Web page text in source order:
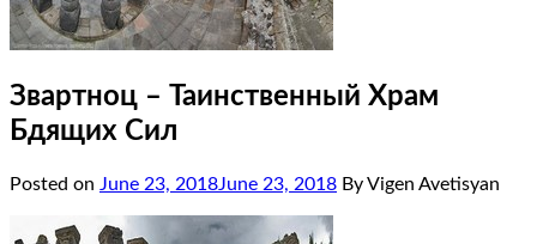
Звартноц – Таинственный Храм
Бдящих Сил
Posted on June 23, 2018June 23, 2018 By Vigen Avetisyan